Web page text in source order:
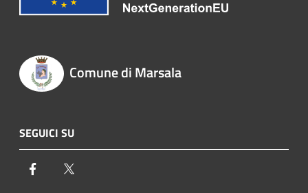
Comune di Marsala
SEGUICI SU
Facebook